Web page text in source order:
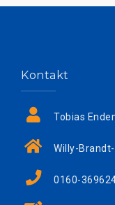
Kontakt
Tobias
Willy-
0160-